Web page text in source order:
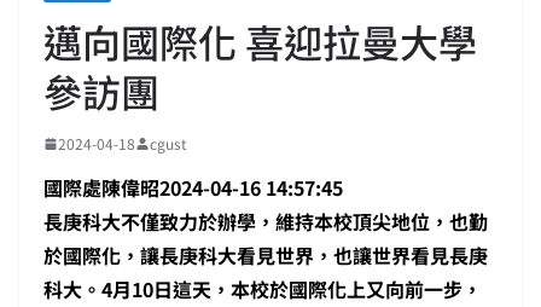
邁向國際化 喜迎拉曼大學
參訪團
2024-04-18 cgust
國際處陳偉昭2024-04-16 14:57:45
長庚科大不僅致力於辦學，維持本校頂尖地位，也勤
於國際化，讓長庚科大看見世界，也讓世界看見長庚
科大。4月10日這天，本校於國際化上又向前一步，